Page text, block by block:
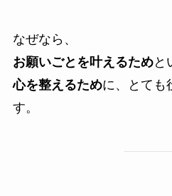
なぜなら、
お願いごとを叶えるためと
心を整えるために、とても
す。